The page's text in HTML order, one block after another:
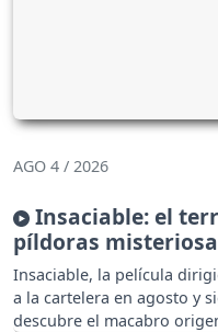
AGO 4 / 2026
Insaciable: el
píldoras
Insaciable, la película
a la cartelera en agosto y
descubre el macabro